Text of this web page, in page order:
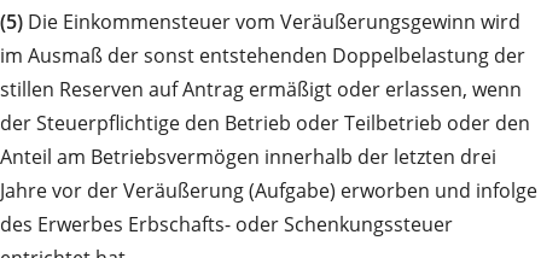
(5) Die Einkommensteuer vom Veräußerungsgewinn wird
im Ausmaß der sonst entstehenden Doppelbelastung der
stillen Reserven auf Antrag ermäßigt oder erlassen, wenn
der Steuerpflichtige den Betrieb oder Teilbetrieb oder den
Anteil am Betriebsvermögen innerhalb der letzten drei
Jahre vor der Veräußerung (Aufgabe) erworben und infolge
des Erwerbes Erbschafts- oder Schenkungssteuer